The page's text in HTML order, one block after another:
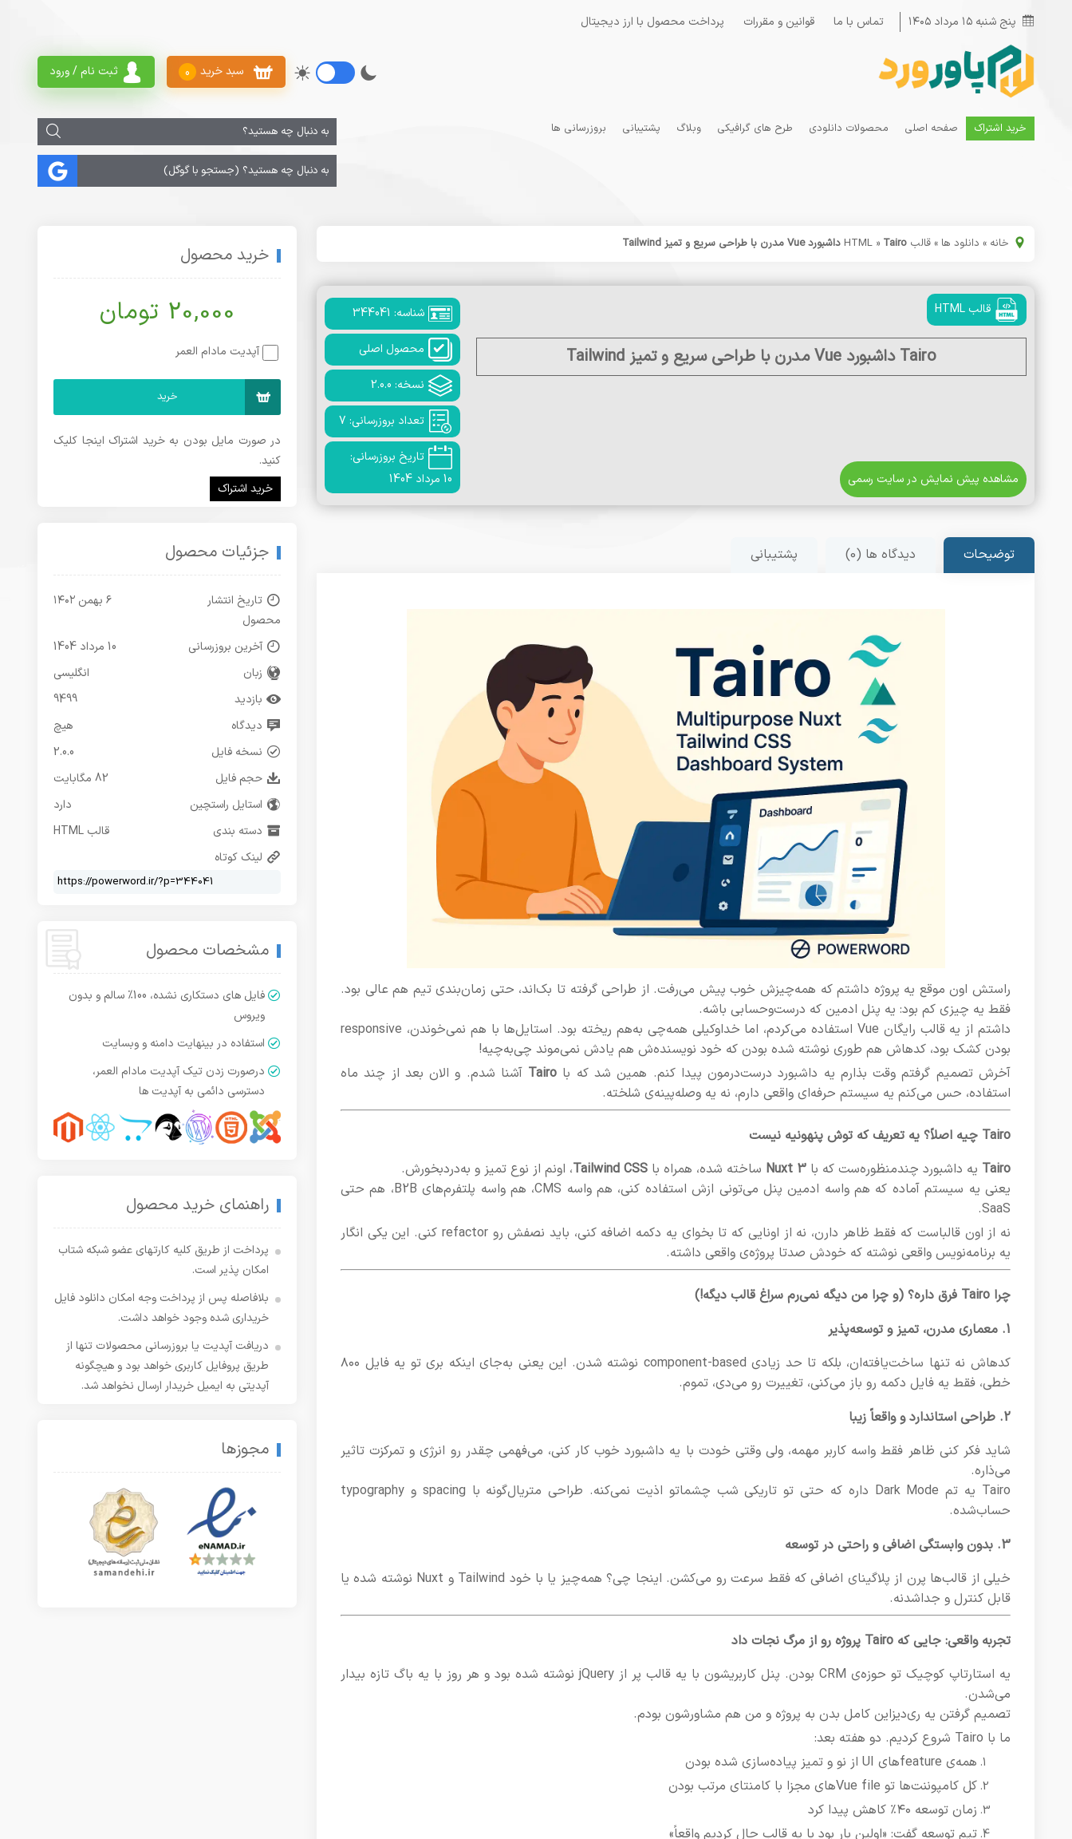
پنج شنبه ۱۵ مرداد ۱۴۰۵ تماس با ما قوانین و مقررات پرداخت محصول با ارز دیجیتال
ثبت نام / ورود سبد خرید 0
خرید اشتراک صفحه اصلی محصولات دانلودی طرح های گرافیکی وبلاگ پشتیبانی بروزرسانی ها
خانه » دانلود ها » قالب HTML » Tairo داشبورد Vue مدرن با طراحی سریع و تمیز Tailwind
قالب HTML
Tairo داشبورد Vue مدرن با طراحی سریع و تمیز Tailwind
مشاهده پیش نمایش در سایت رسمی
شناسه: 344041
محصول اصلی
نسخه: 2.0.0
تعداد بروزرسانی: 7
تاریخ بروزرسانی:
10 مرداد 1404
توضیحات دیدگاه ها (0) پشتیبانی
راستش اون موقع یه پروژه داشتم که همه‌چیزش خوب پیش می‌رفت. از طراحی گرفته تا بک‌اند، حتی زمان‌بندی تیم هم عالی بود.
فقط یه چیزی کم بود: یه پنل ادمین که درست‌وحسابی باشه.
داشتم از یه قالب رایگان Vue استفاده می‌کردم، اما خداوکیلی همه‌چی به‌هم ریخته بود. استایل‌ها با هم نمی‌خوندن، responsive
بودن کشک بود، کدهاش هم طوری نوشته شده بودن که خود نویسنده‌ش هم یادش نمی‌موند چی‌به‌چیه!
آخرش تصمیم گرفتم وقت بذارم یه داشبورد درست‌درمون پیدا کنم. همین شد که با Tairo آشنا شدم. و الان بعد از چند ماه
استفاده، حس می‌کنم یه سیستم حرفه‌ای واقعی دارم، نه یه وصله‌پینه‌ی شلخته.
Tairo چیه اصلاً؟ یه تعریف که توش پنهونیه نیست
Tairo یه داشبورد چندمنظوره‌ست که با Nuxt 3 ساخته شده، همراه با Tailwind CSS، اونم از نوع تمیز و به‌دردبخورش.
یعنی یه سیستم آماده‌ که هم واسه ادمین پنل می‌تونی ازش استفاده کنی، هم واسه CMS، هم واسه پلتفرم‌های B2B، هم حتی
SaaS.
نه از اون قالباست که فقط ظاهر دارن، نه از اونایی که تا بخوای یه دکمه اضافه کنی، باید نصفش رو refactor کنی. این یکی انگار
یه برنامه‌نویس واقعی نوشته که خودش صدتا پروژه‌ی واقعی داشته.
چرا Tairo فرق داره؟ (و چرا من دیگه نمی‌رم سراغ قالب دیگه!)
1. معماری مدرن، تمیز و توسعه‌پذیر
کدهاش نه تنها ساخت‌یافته‌ان، بلکه تا حد زیادی component-based نوشته شدن. این یعنی به‌جای اینکه بری تو یه فایل ۸۰۰
خطی، فقط یه فایل دکمه رو باز می‌کنی، تغییرت رو می‌دی، تموم.
2. طراحی استاندارد و واقعاً زیبا
شاید فکر کنی ظاهر فقط واسه کاربر مهمه، ولی وقتی خودت با یه داشبورد خوب کار کنی، می‌فهمی چقدر رو انرژی و تمرکزت تاثیر
می‌ذاره.
Tairo یه تم Dark Mode داره که حتی تو تاریکی شب چشماتو اذیت نمی‌کنه. طراحی متریال‌گونه با spacing و typography
حساب‌شده.
3. بدون وابستگی اضافی و راحتی در توسعه
خیلی از قالب‌ها پرن از پلاگینای اضافی که فقط سرعت رو می‌کشن. اینجا چی؟ همه‌چیز یا با خود Tailwind و Nuxt نوشته شده یا
قابل کنترل و جداشدنه.
تجربه واقعی: جایی که Tairo پروژه رو از مرگ نجات داد
یه استارتاپ کوچیک تو حوزه‌ی CRM بودن. پنل کاربریشون با یه قالب پر از jQuery نوشته شده بود و هر روز با یه باگ تازه بیدار
می‌شدن.
تصمیم گرفتن یه ری‌دیزاین کامل بدن به پروژه و من هم مشاورشون بودم.
ما با Tairo شروع کردیم. دو هفته بعد:
همه‌ی featureهای UI از نو و تمیز پیاده‌سازی شده بودن
کل کامپوننت‌ها تو Vue fileهای مجزا با کامنتای مرتب بودن
زمان توسعه ۴۰٪ کاهش پیدا کرد
تیم توسعه گفت: «اولین بار بود با یه قالب حال کردیم واقعاً»
خرید محصول
20,000 تومان
آپدیت مادام العمر
خرید
در صورت مایل بودن به خرید اشتراک اینجا کلیک
کنید.
خرید اشتراک
جزئیات محصول
تاریخ انتشار
محصول
۶ بهمن ۱۴۰۲
آخرین بروزرسانی
10 مرداد 1404
زبان
انگلیسی
بازدید
9499
دیدگاه
هیچ
نسخه فایل
2.0.0
حجم فایل
82 مگابایت
استایل راستچین
دارد
دسته بندی
قالب HTML
لینک کوتاه
مشخصات محصول
فایل های دستکاری نشده، 100% سالم و بدون
ویروس
استفاده در بینهایت دامنه و وبسایت
درصورت زدن تیک آپدیت مادام العمر،
دسترسی دائمی به آپدیت ها
راهنمای خرید محصول
پرداخت از طریق کلیه کارتهای عضو شبکه شتاب
امکان پذیر است.
بلافاصله پس از پرداخت وجه امکان دانلود فایل
خریداری شده وجود خواهد داشت.
دریافت آپدیت یا بروزرسانی محصولات تنها از
طریق پروفایل کاربری خواهد بود و هیچگونه
آپدیتی به ایمیل خریدار ارسال نخواهد شد.
مجوزها